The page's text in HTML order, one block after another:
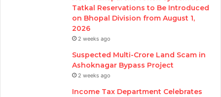
Tatkal Reservations to Be Introduced
on Bhopal Division from August 1,
2026
2 weeks ago
Suspected Multi-Crore Land Scam in
Ashoknagar Bypass Project
2 weeks ago
Income Tax Department Celebrates